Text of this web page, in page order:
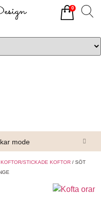
mode
KOFTOR/STICKADE KOFTOR / SÖT
0